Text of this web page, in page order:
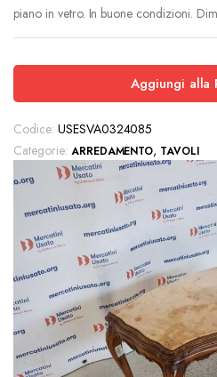
piano in vetro. In buone condizioni.
Aggiungi alla
Codice: USESVA0324085
Categorie: ARREDAMENTO, TAVOLI